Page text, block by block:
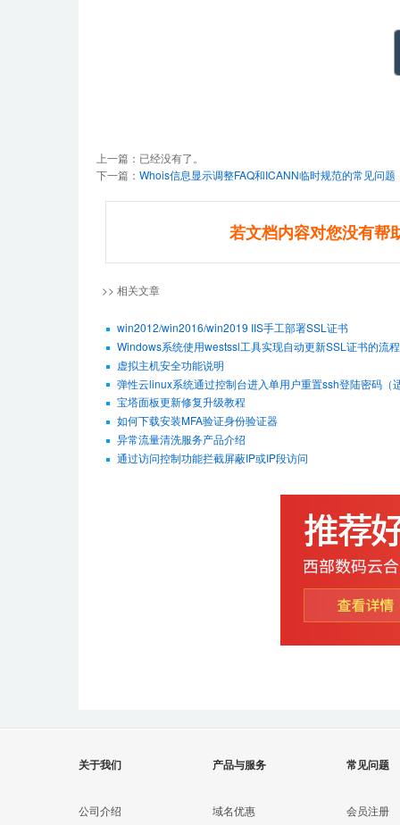
上一篇：已经没有了。
下一篇： Whois信息显示调整FAQ和ICANN临时规范的常见问题
若文档内容对您没有帮
>> 相关文章
win2012/win2016/win2019 IIS手工部署SSL证书
Windows系统使用westssl工具实现自动更新SSL证书的流程
虚拟主机安全功能说明
弹性云linux系统通过控制台进入单用户重置ssh登陆密码（
宝塔面板更新修复升级教程
如何下载安装MFA验证身份验证器
异常流量清洗服务产品介绍
通过访问控制功能拦截屏蔽IP或IP段访问
关于我们
公司介绍
产品与服务
域名优惠
常见问题
会员注册